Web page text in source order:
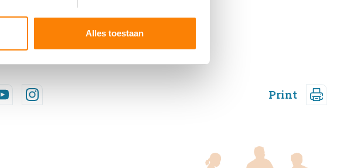
onze site met onze partners voor social
met andere informatie die u aan ze heeft
Alles toestaan
Print